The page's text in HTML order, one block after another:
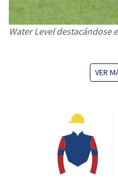
Water Level destacándose
VER